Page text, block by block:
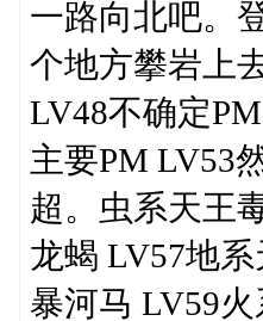
一路向北吧。
个地方攀岩上
LV48不确定
主要PM LV53
超。虫系天王
龙蝎 LV57地
暴河马 LV59